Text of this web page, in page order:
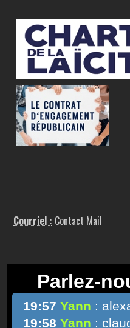
Courriel : Contact Mail